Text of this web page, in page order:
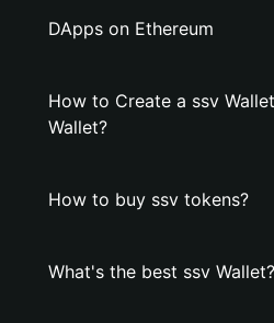
DApps on Ethereum
How to Create a ssv
Wallet?
How to buy ssv tokens?
What's the best ssv Wallet?